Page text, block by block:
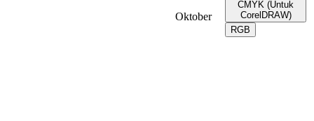
Oktober
CMYK (Untuk
CorelDRAW)
RGB